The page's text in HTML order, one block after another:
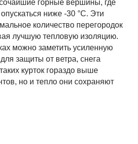
горные вершины, где
ниже -30 °C. Эти
количество перегородок
лучшую тепловую изоляцию.
можно заметить усиленную
защиты от ветра, снега
курток гораздо выше
но и тепло они сохраняют